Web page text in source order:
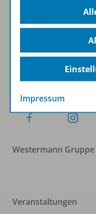
Zum
Folgen Sie uns auf
Westermann Gruppe
Veranstaltungen
Impressum